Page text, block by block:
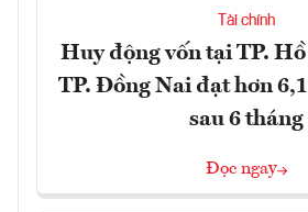
Tài chính
Huy động vốn tại TP.
TP. Đồng Nai đạt hơn
sau 6 tháng
Đọc ngay